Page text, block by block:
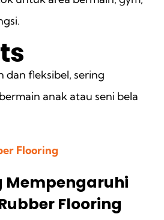
dan fleksibel, sering
anak atau seni bela
Flooring
Mempengaruhi
Flooring